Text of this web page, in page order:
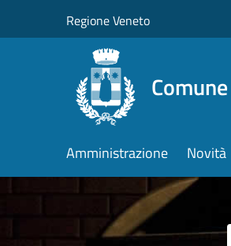
Regione Veneto
Amministrazione Novità